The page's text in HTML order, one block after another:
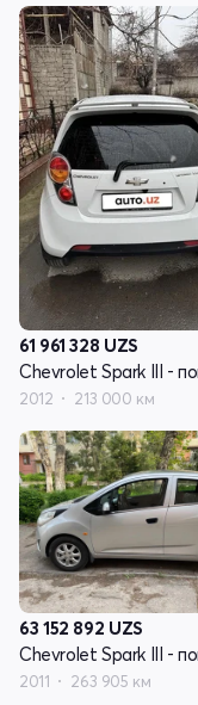
61 961 328 UZS
2012 213 000 км
63 152 892 UZS
2011 263 905 км